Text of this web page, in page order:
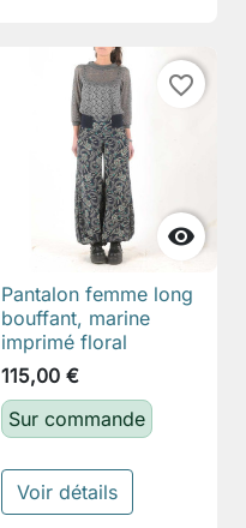

favorite_border
Pantalon femme long
bouffant, marine
imprimé floral
115,00 €
Sur commande
Voir détails